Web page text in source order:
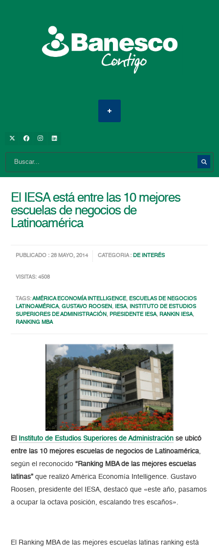
El IESA está entre las 10 mejores
escuelas de negocios de
Latinoamérica
PUBLICADO : 28 MAYO, 2014 CATEGORIA :DE INTERÉS
VISITAS: 4508
TAGS:AMÉRICA ECONOMÍA INTELLIGENCE, ESCUELAS DE NEGOCIOS
LATINOAMÉRICA,GUSTAVO ROOSEN, IESA, INSTITUTO DE ESTUDIOS
SUPERIORES DE ADMINISTRACIÓN, PRESIDENTE IESA, RANKIN IESA,
RANKING MBA
El Instituto de Estudios Superiores de Administración se ubicó
entre las 10 mejores escuelas de negocios de Latinoamérica,
según el reconocido“Ranking MBA de las mejores escuelas
latinas” que realizó América Economía Intelligence. Gustavo
Roosen, presidente del IESA, destacó que «este año, pasamos
a ocupar la octava posición, escalando tres escaños».
El Ranking MBA de las mejores escuelas latinas ranking está